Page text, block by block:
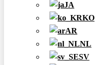
JA
KO
AR
NL
SV